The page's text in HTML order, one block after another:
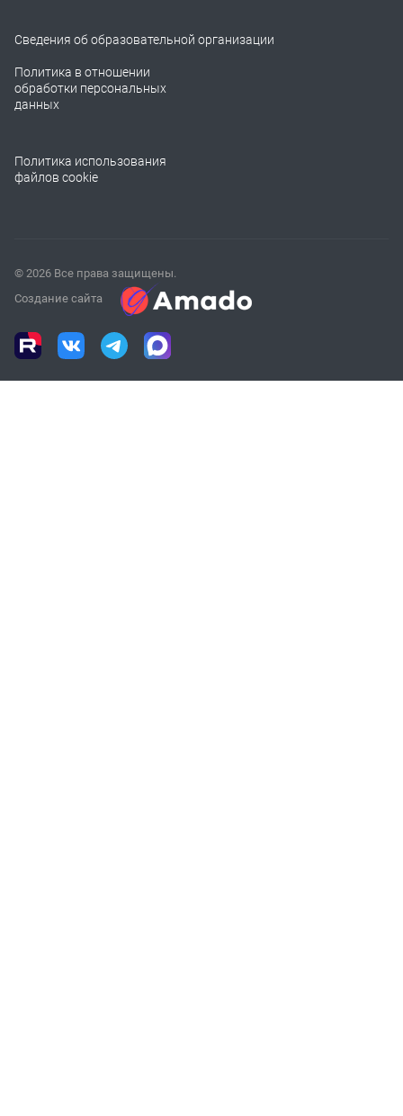
Сведения об образовательной организации
Политика в отношении
обработки персональных
данных
Политика использования
файлов cookie
© 2026 Все права защищены.
Создание сайта